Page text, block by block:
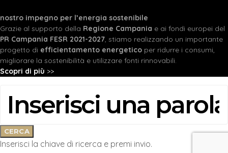
nostro impegno per l’energia sostenibile
Grazie al supporto della Regione Campania e ai fondi europei del
PR Campania FESR 2021-2027, stiamo realizzando un importante
progetto di efficientamento energetico per ridurre i consumi,
migliorare la sostenibilità e utilizzare fonti rinnovabili.
Scopri di più >>
CERCA
Inserisci la chiave di ricerca e premi invio.